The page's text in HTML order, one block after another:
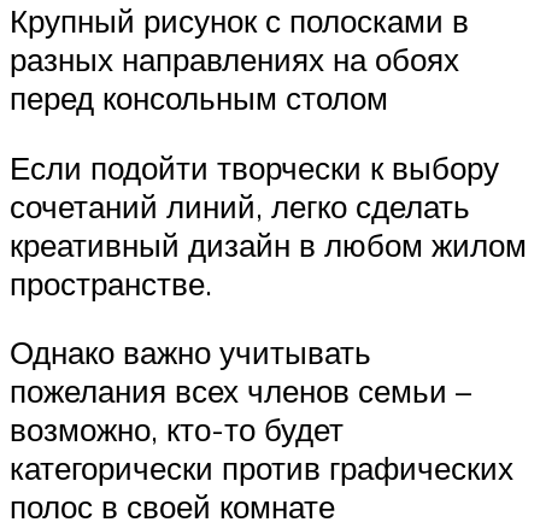
Крупный рисунок с полосками в
разных направлениях на обоях
перед консольным столом
Если подойти творчески к выбору
сочетаний линий, легко сделать
креативный дизайн в любом жилом
пространстве.
Однако важно учитывать
пожелания всех членов семьи –
возможно, кто-то будет
категорически против графических
полос в своей комнате